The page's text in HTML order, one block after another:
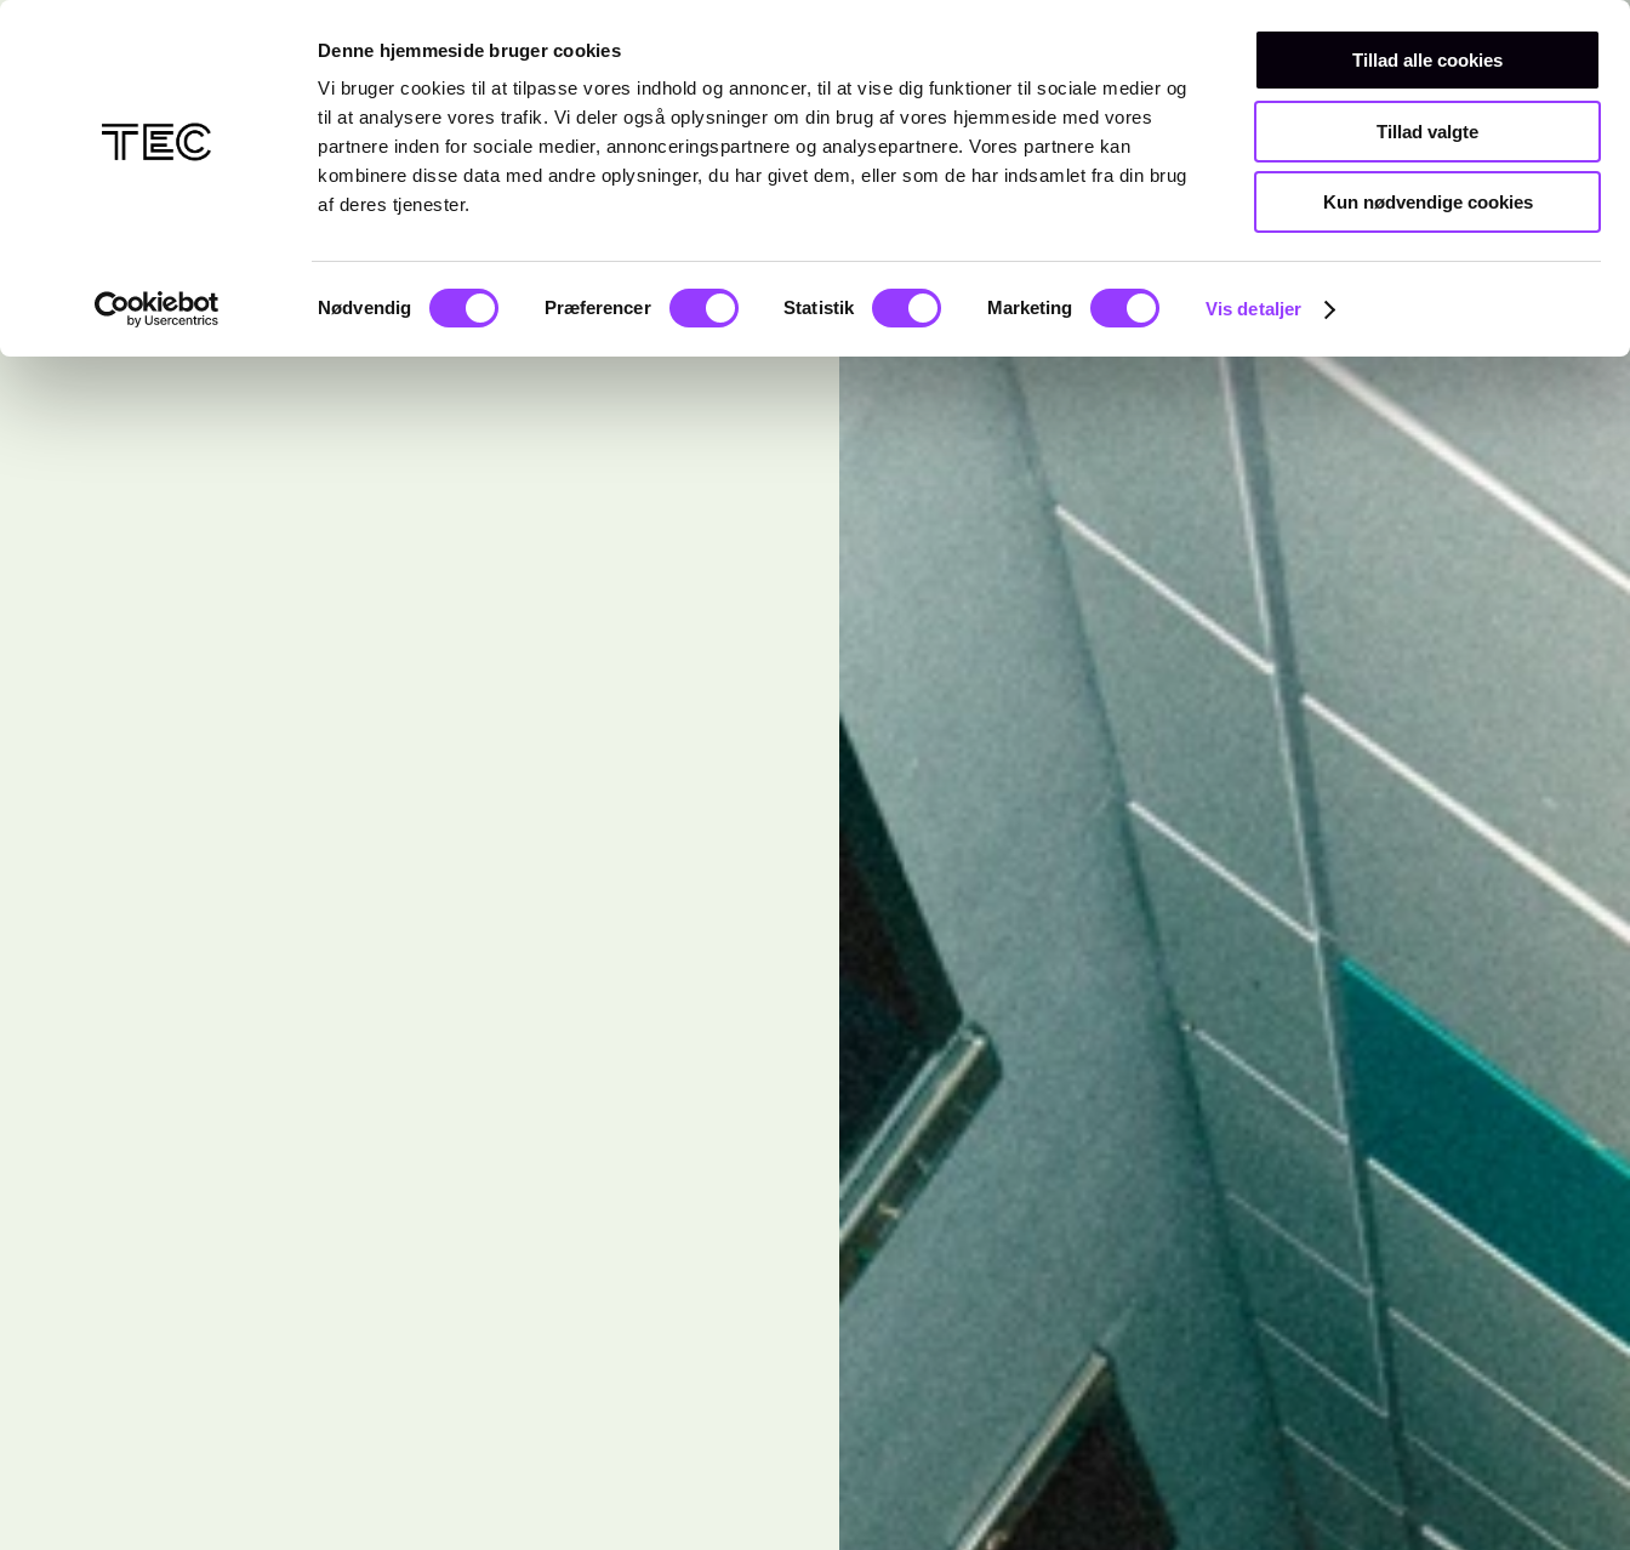
Denne hjemmeside bruger cookies
Vi bruger cookies til at tilpasse vores indhold og annoncer, til at vise dig funktioner til sociale medier og
til at analysere vores trafik. Vi deler også oplysninger om din brug af vores hjemmeside med vores
partnere inden for sociale medier, annonceringspartnere og analysepartnere. Vores partnere kan
kombinere disse data med andre oplysninger, du har givet dem, eller som de har indsamlet fra din brug
af deres tjenester.
Samtykkevalg
Nødvendig Præferencer Statistik Marketing Vis detaljer
Tillad alle cookies
Tillad valgte
Kun nødvendige cookies
Teknisk gymnasiumKurser